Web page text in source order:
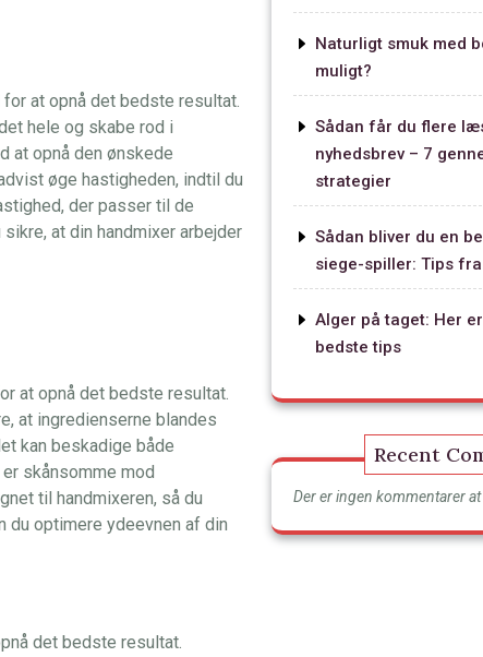
at opnå det bedste resultat.
hele og skabe rod i
at opnå den ønskede
øge hastigheden, indtil du
der passer til de
at din handmixer arbejder
at opnå det bedste resultat.
at ingredienserne blandes
kan beskadige både
skånsomme mod
til handmixeren, så du
du optimere ydeevnen af din
det bedste resultat.
Naturligt smuk med
muligt?
Sådan får du flere
nyhedsbrev – 7
strategier
Sådan bliver du en
siege-spiller: Tips
Alger på taget: Her
bedste tips
Recent
Der er ingen kommentarer at